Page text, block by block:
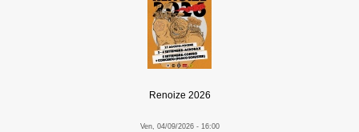
Renoize 2026
Ven, 04/09/2026 - 16:00